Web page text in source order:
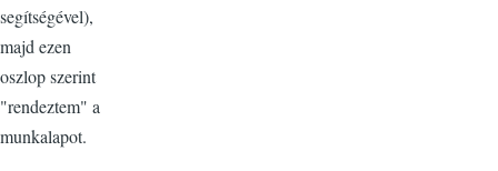
segítségével),
majd ezen
oszlop szerint
"rendeztem" a
munkalapot.